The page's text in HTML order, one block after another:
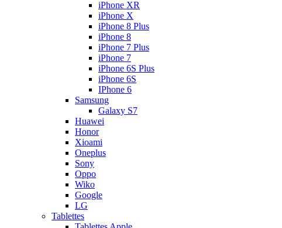
iPhone XR
iPhone X
iPhone 8 Plus
iPhone 8
iPhone 7 Plus
iPhone 7
iPhone 6S Plus
iPhone 6S
IPhone 6
Samsung
Galaxy S7
Huawei
Honor
Xioami
Oneplus
Sony
Oppo
Wiko
Google
LG
Tablettes